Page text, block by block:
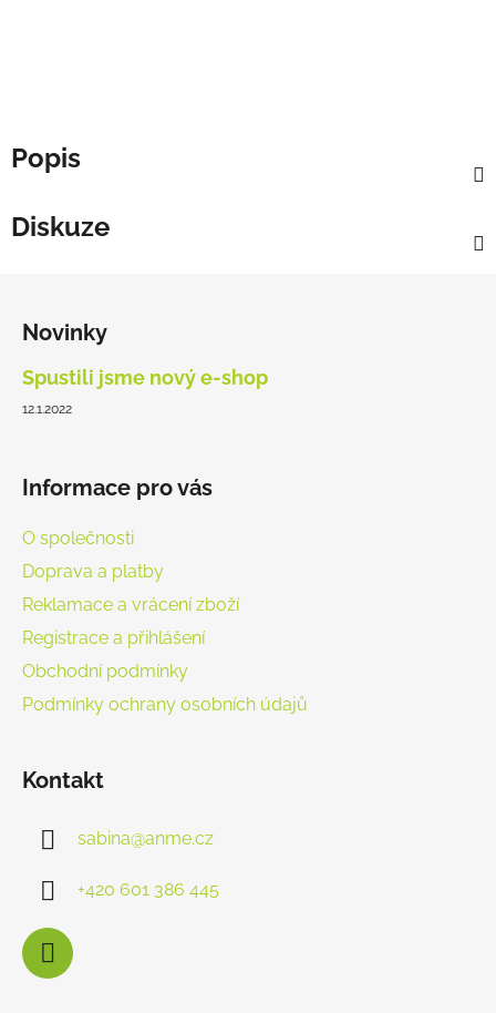
Popis
Diskuze
Novinky
Spustili jsme nový e-shop
12.1.2022
Informace pro vás
O společnosti
Doprava a platby
Reklamace a vrácení zboží
Registrace a přihlášení
Obchodní podmínky
Podmínky ochrany osobních údajů
Kontakt
sabina@anme.cz
+420 601 386 445